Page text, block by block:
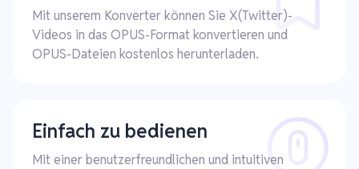
Mit unserem Konverter können Sie X(Twitter)-
Videos in das OPUS-Format konvertieren und
OPUS-Dateien kostenlos herunterladen.
Einfach zu bedienen
Mit einer benutzerfreundlichen und intuitiven